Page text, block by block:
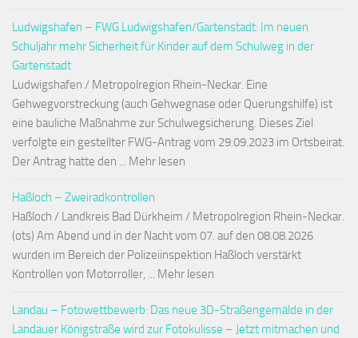
Ludwigshafen – FWG Ludwigshafen/Gartenstadt: Im neuen
Schuljahr mehr Sicherheit für Kinder auf dem Schulweg in der
Gartenstadt
Ludwigshafen / Metropolregion Rhein-Neckar. Eine
Gehwegvorstreckung (auch Gehwegnase oder Querungshilfe) ist
eine bauliche Maßnahme zur Schulwegsicherung. Dieses Ziel
verfolgte ein gestellter FWG-Antrag vom 29.09.2023 im Ortsbeirat.
Der Antrag hatte den ... Mehr lesen
Haßloch – Zweiradkontrollen
Haßloch / Landkreis Bad Dürkheim / Metropolregion Rhein-Neckar.
(ots) Am Abend und in der Nacht vom 07. auf den 08.08.2026
wurden im Bereich der Polizeiinspektion Haßloch verstärkt
Kontrollen von Motorroller, ... Mehr lesen
Landau – Fotowettbewerb: Das neue 3D-Straßengemälde in der
Landauer Königstraße wird zur Fotokulisse – Jetzt mitmachen und